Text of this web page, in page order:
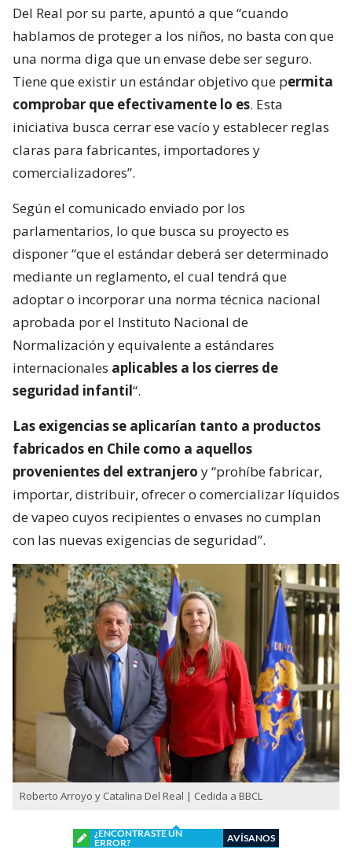
Del Real por su parte, apuntó a que “cuando
hablamos de proteger a los niños, no basta con que
una norma diga que un envase debe ser seguro.
Tiene que existir un estándar objetivo que permita
comprobar que efectivamente lo es. Esta
iniciativa busca cerrar ese vacío y establecer reglas
claras para fabricantes, importadores y
comercializadores”.
Según el comunicado enviado por los
parlamentarios, lo que busca su proyecto es
disponer “que el estándar deberá ser determinado
mediante un reglamento, el cual tendrá que
adoptar o incorporar una norma técnica nacional
aprobada por el Instituto Nacional de
Normalización y equivalente a estándares
internacionales aplicables a los cierres de
seguridad infantil“.
Las exigencias se aplicarían tanto a productos
fabricados en Chile como a aquellos
provenientes del extranjero y “prohíbe fabricar,
importar, distribuir, ofrecer o comercializar líquidos
de vapeo cuyos recipientes o envases no cumplan
con las nuevas exigencias de seguridad”.
Roberto Arroyo y Catalina Del Real | Cedida a BBCL
¿ENCONTRASTE UN
ERROR?
AVÍSANOS